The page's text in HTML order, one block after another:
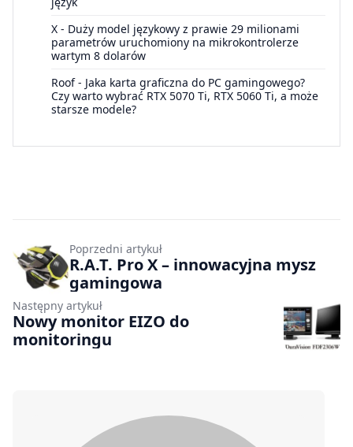
X - Duży model językowy z prawie 29 milionami
parametrów uruchomiony na mikrokontrolerze
wartym 8 dolarów
Roof- Jaka karta graficzna do PC gamingowego?
Czy warto wybrać RTX 5070 Ti, RTX 5060 Ti, a może
starsze modele?
Poprzedni artykuł
R.A.T. Pro X – innowacyjna mysz
gamingowa
Następny artykuł
Nowy monitor EIZO do
monitoringu